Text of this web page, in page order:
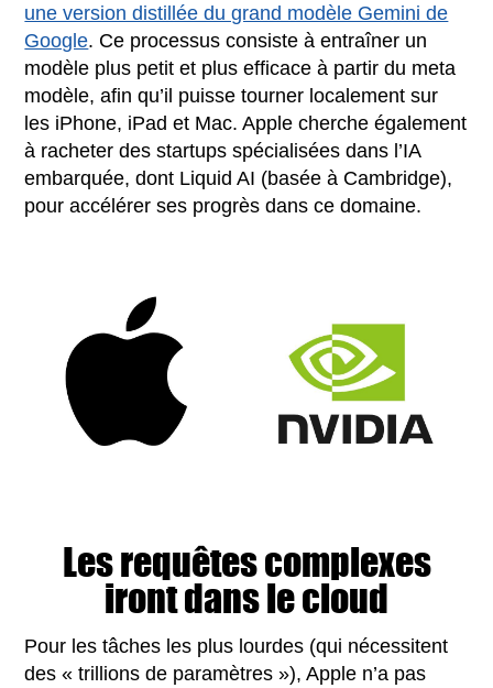
une version distillée du grand modèle Gemini de
Google. Ce processus consiste à entraîner un
modèle plus petit et plus efficace à partir du meta
modèle, afin qu’il puisse tourner localement sur
les iPhone, iPad et Mac. Apple cherche également
à racheter des startups spécialisées dans l’IA
embarquée, dont Liquid AI (basée à Cambridge),
pour accélérer ses progrès dans ce domaine.
Les requêtes complexes
iront dans le cloud
Pour les tâches les plus lourdes (qui nécessitent
des « trillions de paramètres »), Apple n’a pas